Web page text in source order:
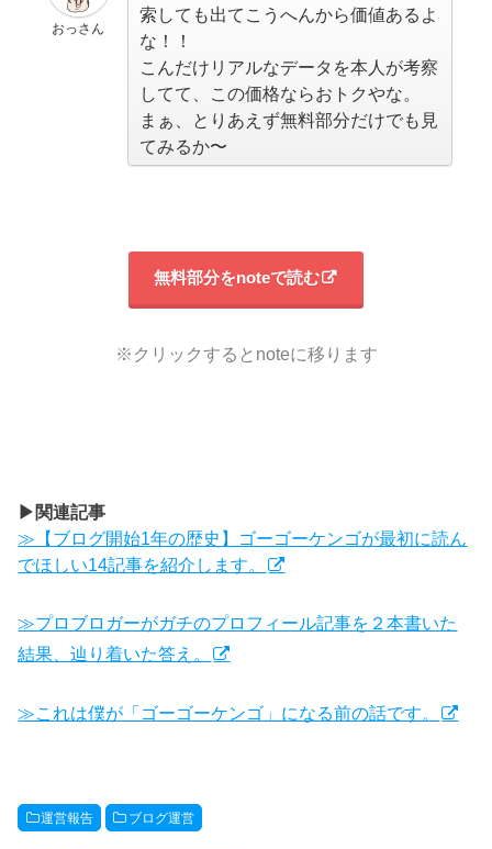
おっさん
索しても出てこうへんから価値あるよ
な！！
こんだけリアルなデータを本人が考察
してて、この価格ならおトクやな。
まぁ、とりあえず無料部分だけでも見
てみるか〜
無料部分をnoteで読む
※クリックするとnoteに移ります
▶︎関連記事
≫【ブログ開始1年の歴史】ゴーゴーケンゴが最初に読ん
でほしい14記事を紹介します。
≫プロブロガーがガチのプロフィール記事を２本書いた
結果、辿り着いた答え。
≫これは僕が「ゴーゴーケンゴ」になる前の話です。
運営報告 ブログ運営